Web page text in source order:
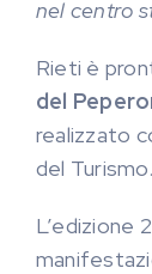
nel centro
Rieti è
del
realizzato
del Turismo.
L’edizione